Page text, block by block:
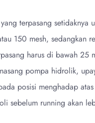
terpasang setidaknya
150 mesh, sedangkan
harus di bawah 25
pompa hidrolik,
posisi menghadap
sebelum running akan